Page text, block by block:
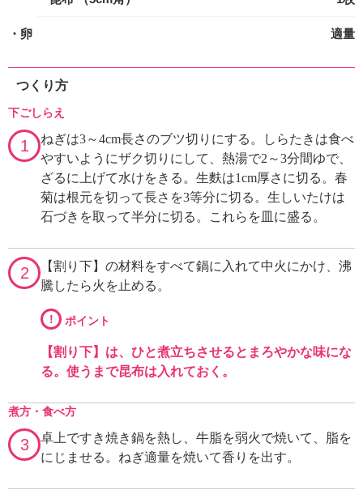
・卵 適量
つくり方
下ごしらえ
1
ねぎは3～4cm長さのブツ切りにする。しらたきは食べ
やすいようにザク切りにして、熱湯で2～3分間ゆで、
ざるに上げて水けをきる。生麩は1cm厚さに切る。春
菊は根元を切って長さを3等分に切る。生しいたけは
石づきを取って半分に切る。これらを皿に盛る。
2
【割り下】の材料をすべて鍋に入れて中火にかけ、沸
騰したら火を止める。
! ポイント
【割り下】は、ひと煮立ちさせるとまろやかな味にな
る。使うまで昆布は入れておく。
煮方・食べ方
3
卓上ですき焼き鍋を熱し、牛脂を弱火で焼いて、脂を
にじませる。ねぎ適量を焼いて香りを出す。